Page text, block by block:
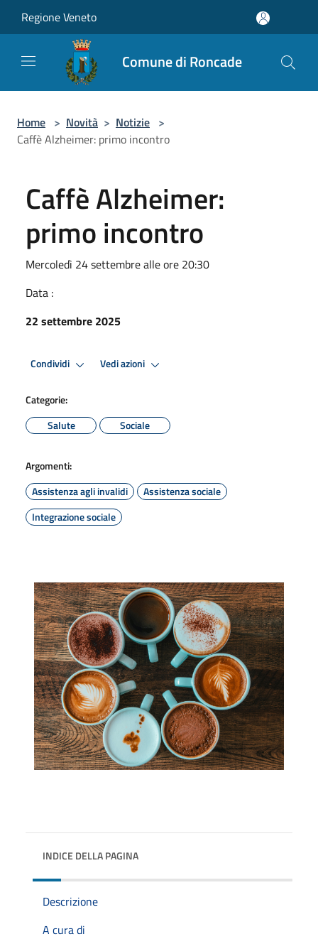
Regione Veneto
Comune di Roncade
Home > Novità > Notizie >
Caffè Alzheimer: primo incontro
Caffè Alzheimer:
primo incontro
Mercoledì 24 settembre alle ore 20:30
Data :
22 settembre 2025
Condividi Vedi azioni
Categorie:
Salute
Sociale
Argomenti:
Assistenza agli invalidi
Assistenza sociale
Integrazione sociale
INDICE DELLA PAGINA
Descrizione
A cura di